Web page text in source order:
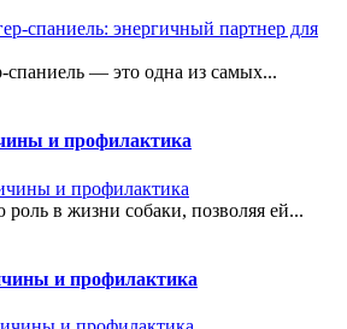
спаниель — это одна из самых...
и профилактика
в жизни собаки, позволяя ей...
и профилактика